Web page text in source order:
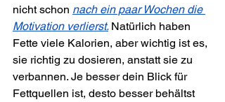
nicht schon nach ein paar Wochen die
Motivation verlierst. Natürlich haben
Fette viele Kalorien, aber wichtig ist es,
sie richtig zu dosieren, anstatt sie zu
verbannen. Je besser dein Blick für
Fettquellen ist, desto besser behältst